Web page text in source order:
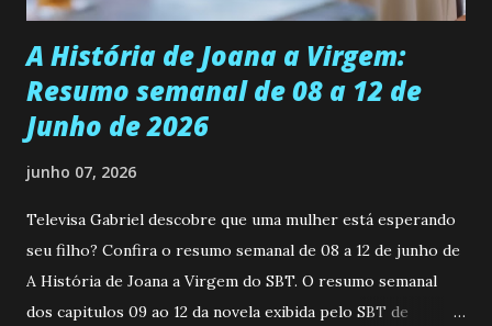
A História de Joana a Virgem:
Resumo semanal de 08 a 12 de
Junho de 2026
junho 07, 2026
Televisa Gabriel descobre que uma mulher está esperando
seu filho? Confira o resumo semanal de 08 a 12 de junho de
A História de Joana a Virgem do SBT. O resumo semanal
dos capitulos 09 ao 12 da novela exibida pelo SBT de